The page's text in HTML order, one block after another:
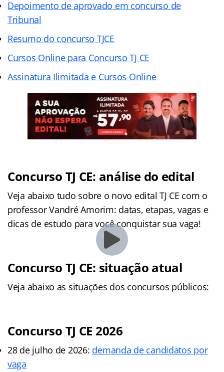
Depoimento de aprovado em concurso de
Tribunal
Resumo do concurso TJCE
Cursos Online para Concurso TJ CE
Assinatura Ilimitada e Cursos Online
Concurso TJ CE: análise do edital
Veja abaixo tudo sobre o novo edital TJ CE com o
professor Vandré Amorim: datas, etapas, vagas e
dicas de estudo para você conquistar sua vaga!
Concurso TJ CE: situação atual
Veja abaixo as situações dos concursos públicos:
Concurso TJ CE 2026
28 de julho de 2026: demanda de candidatos por
vaga